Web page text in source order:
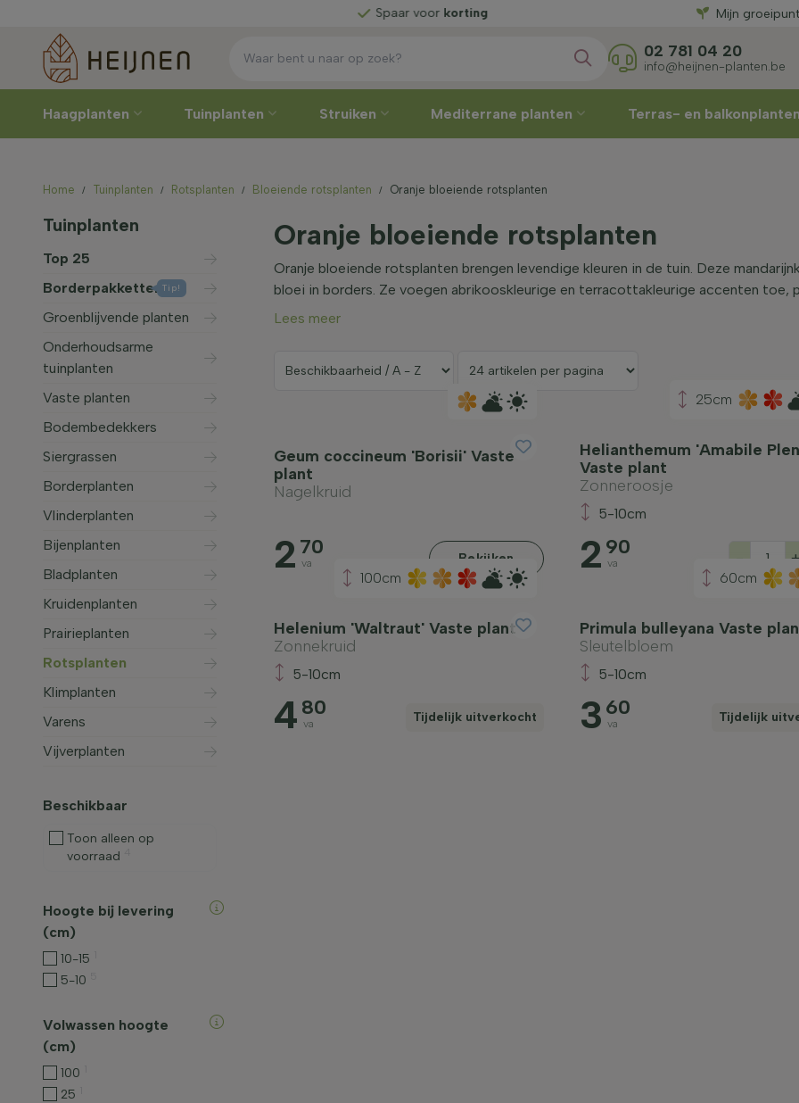
Spaar voor korting Mijn
02 781 04 20
info@heijnen-planten.be
Haagplanten Tuinplanten Struiken Mediterrane planten Terras- en balkonplanten
Home Tuinplanten Rotsplanten Bloeiende rotsplanten Oranje bloeiende rotsplanten
Tuinplanten
Top 25
Borderpakketten Tip!
Groenblijvende planten
Onderhoudsarme
tuinplanten
Vaste planten
Bodembedekkers
Siergrassen
Borderplanten
Vlinderplanten
Bijenplanten
Bladplanten
Kruidenplanten
Prairieplanten
Rotsplanten
Klimplanten
Varens
Vijverplanten
Beschikbaar
Toon alleen op
voorraad
Hoogte bij levering
(cm)
10-15
5-10
Volwassen hoogte
(cm)
100
25
Oranje bloeiende rotsplanten
Oranje bloeiende rotsplanten brengen levendige kleuren in de tuin. Deze
bloei in borders. Ze voegen abrikooskleurige en terracottakleurige accenten toe,
Lees meer
Geum coccineum 'Borisii' Vaste
plant
Nagelkruid
2 70
va Bekijken
25cm
Helianthemum 'Amabile
Vaste plant
Zonneroosje
5-10cm
2 90
va -
100cm
Helenium 'Waltraut' Vaste plant
Zonnekruid
5-10cm
4 80
va Tijdelijk uitverkocht
60cm
Primula bulleyana Vaste
Sleutelbloem
5-10cm
3 60
va Tijdelijk